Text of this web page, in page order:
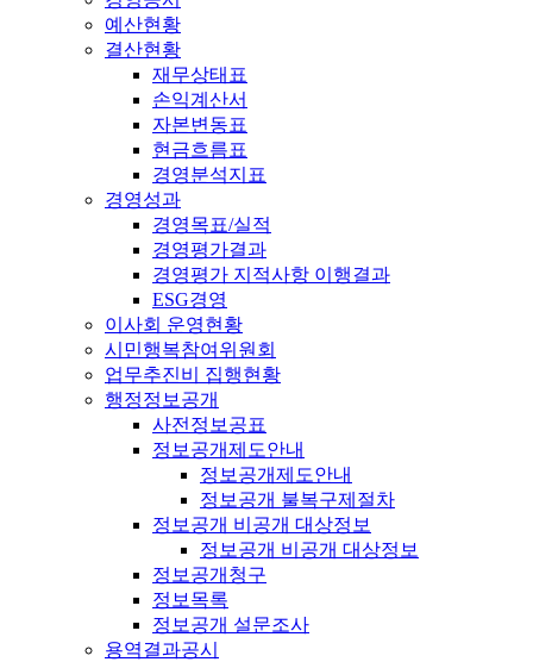
예산현황
결산현황
재무상태표
손익계산서
자본변동표
현금흐름표
경영분석지표
경영성과
경영목표/실적
경영평가결과
경영평가 지적사항 이행결과
ESG경영
이사회 운영현황
시민행복참여위원회
업무추진비 집행현황
행정정보공개
사전정보공표
정보공개제도안내
정보공개제도안내
정보공개 불복구제절차
정보공개 비공개 대상정보
정보공개 비공개 대상정보
정보공개청구
정보목록
정보공개 설문조사
용역결과공시